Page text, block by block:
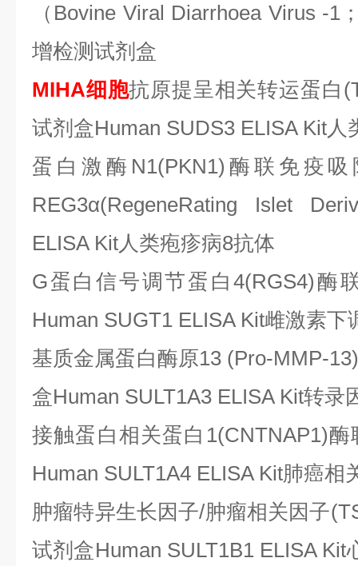
（Bovine Viral Diarrhoea Virus -1
增检测试剂盒
MIHA细胞抗原提呈相关转运蛋白
试剂盒Human SUDS3 ELISA Kit人
蛋白激酶 N1(PKN1)酶联免疫
REG3α(RegeneRating Islet
ELISA Kit人类疱疹病8抗体
G蛋白信号调节蛋白4(RGS4)酶
Human SUGT1 ELISA Kit雌激素下
基质金属蛋白酶原13 (Pro-MMP-
盒Human SULT1A3 ELISA Kit转录
接触蛋白相关蛋白 1(CNTNAP1)
Human SULT1A4 ELISA Kit肺癌相
肿瘤特异生长因子/肿瘤相关因子
试剂盒Human SULT1B1 ELISA